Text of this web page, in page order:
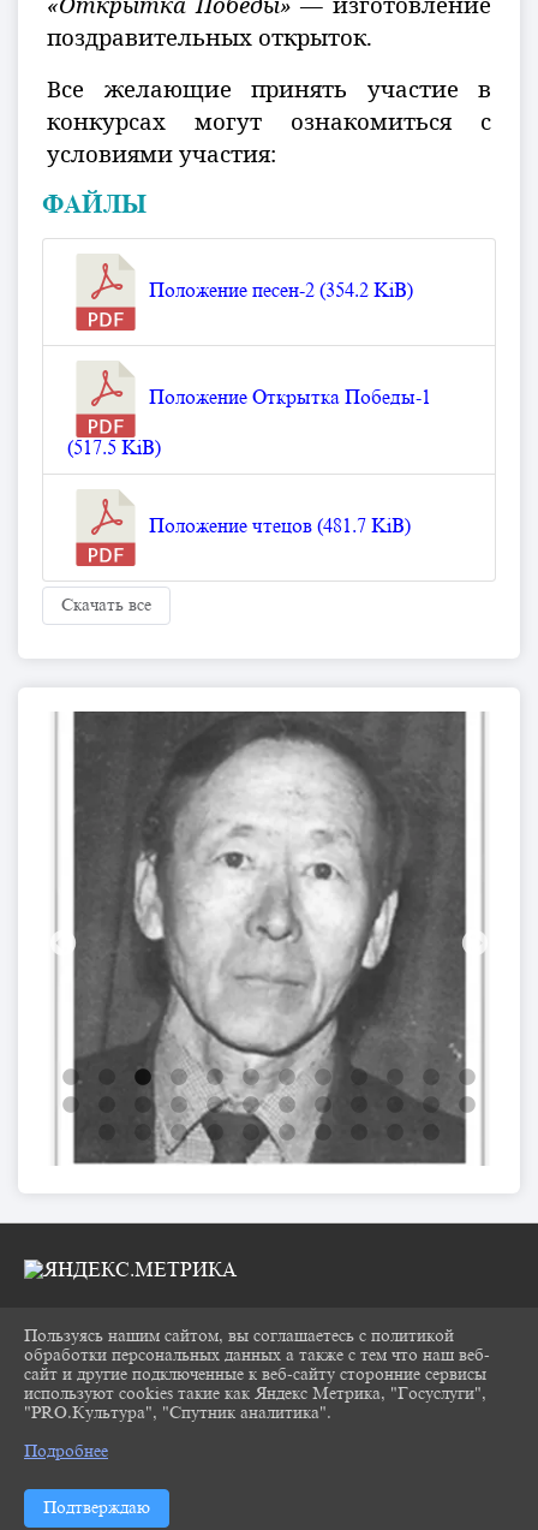
поздравительных открыток.
Все желающие принять участие в
конкурсах могут ознакомиться с
условиями участия:
ФАЙЛЫ
Положение песен-2 (354.2 KiB)
Положение Открытка Победы-1
(517.5 KiB)
Положение чтецов (481.7 KiB)
Скачать все
2026 Г. CHUKOVKA17.RU
ВХОД
КАРТА САЙТА
ПОЛИТИКА ОБРАБОТКИ ПЕРСОНАЛЬНЫХ
СДЕЛАНО НА KUBCMS
РАЗРАБОТКА И ПОДДЕРЖКА
Пользуясь нашим сайтом, вы соглашаетесь с политикой
обработки персональных данных а также с тем что наш веб-
сайт и другие подключенные к веб-сайту сторонние сервисы
используют cookies такие как Яндекс Метрика, "Госуслуги",
"PRO.Культура", "Спутник аналитика".
Подробнее
Подтверждаю